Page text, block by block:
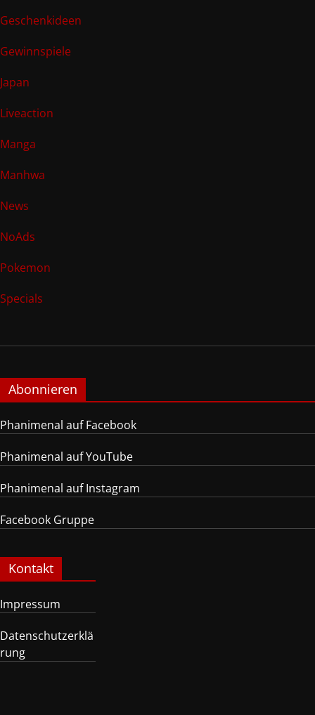
Geschenkideen
Gewinnspiele
Japan
Liveaction
Manga
Manhwa
News
NoAds
Pokemon
Specials
Abonnieren
Phanimenal auf Facebook
Phanimenal auf YouTube
Phanimenal auf Instagram
Facebook Gruppe
Kontakt
Impressum
Datenschutzerklä
rung